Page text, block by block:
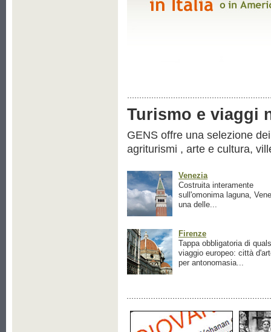
Turismo e viaggi
GENS offre una selezione
agriturismi , arte e cultura,
Venezia
Costruita interamente
sull'omonima laguna,
una delle...
Firenze
Tappa obbligatoria di
viaggio europeo: città
per antonomasia...